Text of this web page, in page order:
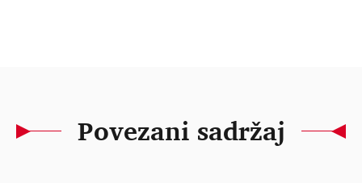
Povezani sadržaj